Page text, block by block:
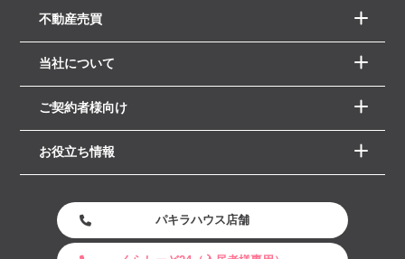
不動産売買
当社について
ご契約者様向け
お役立ち情報
パキラハウス店舗